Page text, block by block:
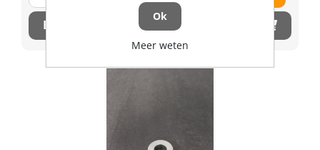
Bestel nu!
Ok
Meer weten